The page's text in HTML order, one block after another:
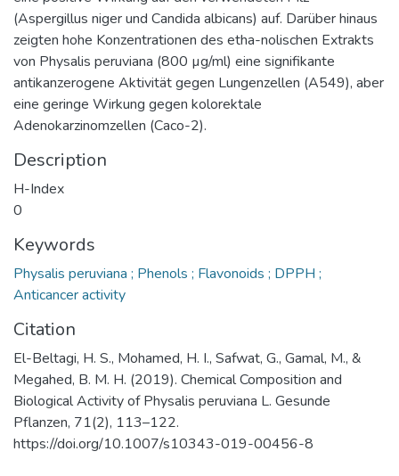
(Aspergillus niger und Candida albicans) auf. Darüber hinaus
zeigten hohe Konzentrationen des etha-nolischen Extrakts
von Physalis peruviana (800 µg/ml) eine signifikante
antikanzerogene Aktivität gegen Lungenzellen (A549), aber
eine geringe Wirkung gegen kolorektale
Adenokarzinomzellen (Caco-2).
Description
H-Index
0
Keywords
Physalis peruviana ; Phenols ; Flavonoids ; DPPH ;
Anticancer activity
Citation
El-Beltagi, H. S., Mohamed, H. I., Safwat, G., Gamal, M., &
Megahed, B. M. H. (2019). Chemical Composition and
Biological Activity of Physalis peruviana L. Gesunde
Pflanzen, 71(2), 113–122.
https://doi.org/10.1007/s10343-019-00456-8